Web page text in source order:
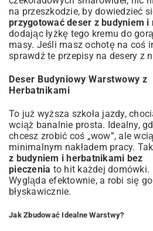
na przeszkodzie, by dowiedzieć
przygotować deser z budyniem i
dodając łyżkę tego kremu do
masy. Jeśli masz ochotę na coś
sprawdź te przepisy na desery z
Deser Budyniowy Warstwowy z
Herbatnikami
To już wyższa szkoła jazdy,
wciąż banalnie prosta. Idealny,
chcesz zrobić coś „wow”, ale
minimalnym nakładem pracy.
z budyniem i herbatnikami bez
pieczenia to hit każdej domówki.
Wygląda efektownie, a robi się go
błyskawicznie.
Jak Zbudować Idealne Warstwy?